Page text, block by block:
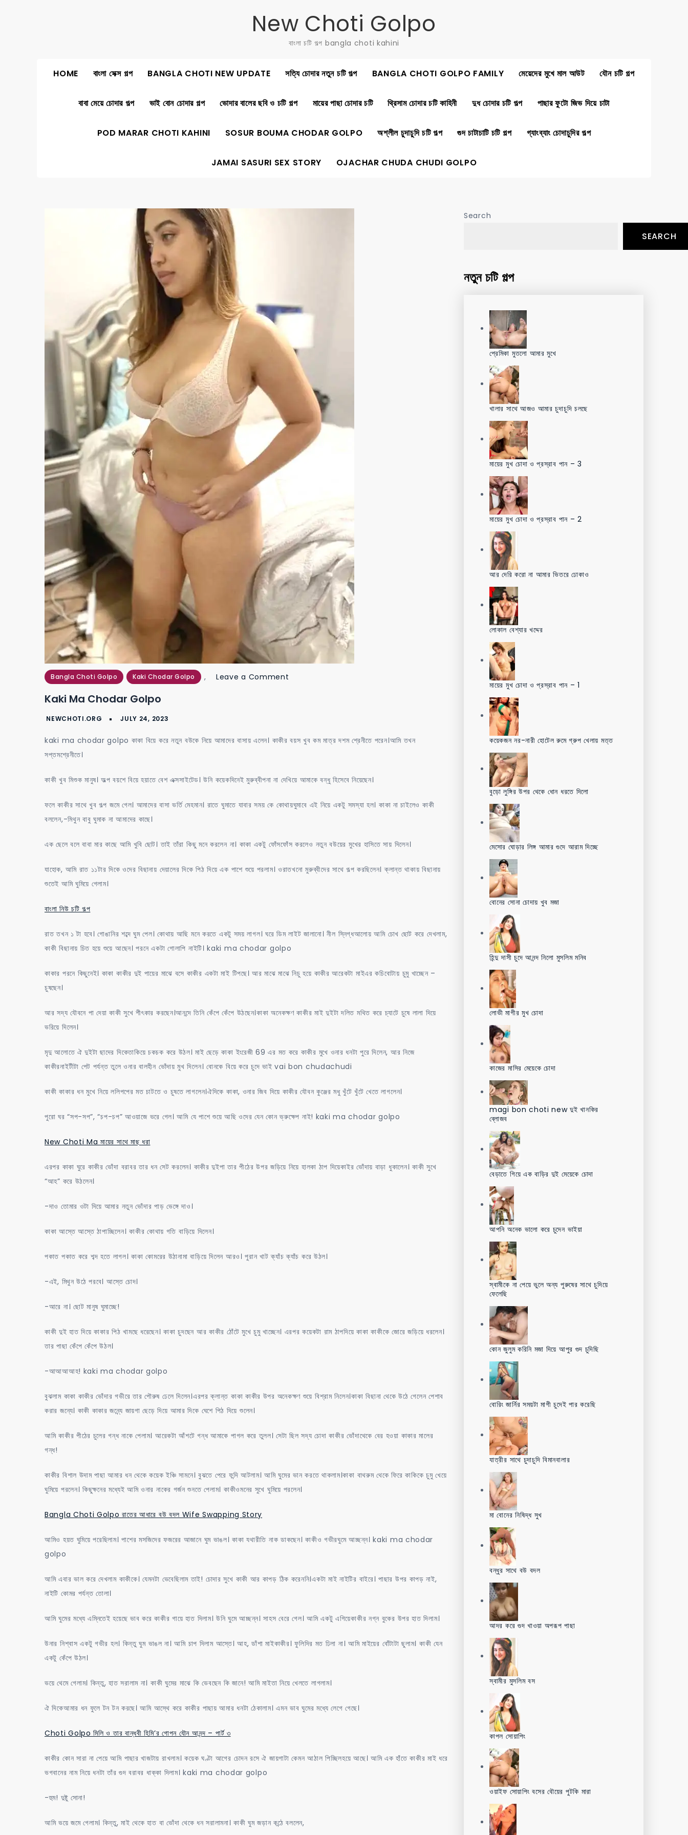
New Choti Golpo
বাংলা চটি গল্প bangla choti kahini
HOME বাংলা সেক্স গল্প BANGLA CHOTI NEW UPDATE সত্যি চোদার নতুন চটি গল্প BANGLA CHOTI GOLPO FAMILY মেয়েদের মুখে মাল আউট যৌন চটি গল্প
বাবা মেয়ে চোদার গল্প ভাই বোন চোদার গল্প ভোদার বালের ছবি ও চটি গল্প মায়ের পাছা চোদার চটি থ্রিসাম চোদার চটি কাহিনী দুধ চোদার চটি গল্প পাছার ফুটো জিভ দিয়ে চাটা
POD MARAR CHOTI KAHINI SOSUR BOUMA CHODAR GOLPO অশ্লীল চুদাচুদি চটি গল্প গুদ চাটাচাটি চটি গল্প গ্যাংব্যাং চোদাচুদির গল্প
JAMAI SASURI SEX STORY OJACHAR CHUDA CHUDI GOLPO
Bangla Choti Golpo ,
Kaki Chodar Golpo Leave a Comment
Kaki Ma Chodar Golpo
kaki ma chodar golpo কাকা বিয়ে করে নতুন বউকে নিয়ে আমাদের বাসায় এলেন। কাকীর বয়স খুব কম মাত্র দশম শ্রেনীতে পরেন।আমি তখন
সপ্তমশ্রেনীতে।
কাকী খুব মিশুক মানুষ। অল্প বয়শে বিয়ে হয়াতে বেশ এক্সসাইটেড। উনি কয়েকদিনেই মুরুব্বীপনা না দেখিয়ে আমাকে বন্ধু হিসেবে নিয়েছেন।
ফলে কাকীর সাথে খুব গল্প জমে গেল। আমাদের বাসা ভর্তি মেহমান। রাতে ঘুমাতে যাবার সময় কে কোথায়ঘুমাবে এই নিয়ে একটু সমস্যা হল। কাকা না চাইলেও কাকী
বললেন,-মিথুন বাবু ঘুমাক না আমাদের কাছে।
এক ছেলে বলে বাবা মার কাছে আমি খুবি ছোট। তাই তাঁরা কিছু মনে করলেন না। কাকা একটু ফোঁসফোঁস করলেও নতুন বউয়ের মুখের হাসিতে সায় দিলেন।
যাহোক, আমি রাত ১১টার দিকে ওদের বিছানায় দেয়ালের দিকে পিঠ দিয়ে এক পাশে শুয়ে পরলাম। ওরাতখনো মুরুব্বীদের সাথে গল্প করছিলেন। ক্লান্ত থাকায় বিছানায়
শুতেই আমি ঘুমিয়ে গেলাম।
বাংলা নিউ চটি গল্প
রাত তখন ১ টা হবে। গোঙানির শব্দে ঘুম পেল। কোথায় আছি মনে করতে একটু সময় লাগল। ঘরে ডিম লাইট জালানো। নীল স্নিগ্ধআলোয় আমি চোখ ছোট করে দেখলাম,
কাকী বিছানায় চিত হয়ে শুয়ে আছেন। পরনে একটা গোলাপি নাইটি। kaki ma chodar golpo
কাকার পরনে কিছুনেই। কাকা কাকীর দুই পায়ের মাঝে বসে কাকীর একটা মাই টিপছে। আর মাঝে মাঝে নিচু হয়ে কাকীর আরেকটা মাইএর কচিবোটায় চুমু খাচ্ছেন –
চুষছেন।
আর সদ্য যৌবনে পা দেয়া কাকী সুখে শীৎকার করছেন।আনন্দে তিনি কেঁপে কেঁপে উঠছেন।কাকা অনেকক্ষণ কাকীর মাই দুইটা দলিত মথিত করে চ্যাটে চুষে লালা দিয়ে
ভরিয়ে দিলেন।
মৃদু আলোতে ঐ দুইটা ছাদের দিকেতাকিয়ে চকচক করে উঠল। মাই ছেড়ে কাকা ইংরেজী 69 এর মত করে কাকীর মুখে ওনার ধনটা পুরে দিলেন, আর নিজে
কাকীরনাইটীটা পেট পর্যন্ত তুলে ওনার বালহীন ভোঁদায় মুখ দিলেন। বোনকে বিয়ে করে চুদে ভাই vai bon chudachudi
কাকী কাকার ধন মুখে নিয়ে ললিপপের মত চাটতে ও চুষতে লাগলেন।ঐদিকে কাকা, ওনার জিব দিয়ে কাকীর যৌবন কুঞ্জের মধু খুঁটে খুঁটে খেতে লাগলেন।
পুরো ঘর “সপ-সপ”, “চপ-চপ” আওয়াজে ভরে গেল। আমি যে পাশে শুয়ে আছি ওদের যেন কোন ভ্রুক্ষেপ নাই! kaki ma chodar golpo
New Choti Ma মায়ের সাথে মাছ ধরা
এরপর কাকা ঘুরে কাকীর ভোঁদা বরাবর তার ধন সেট করলেন। কাকীর দুইপা তার পীঠের উপর জড়িয়ে নিয়ে হালকা ঠাপ দিয়েকাইর ভোঁদায় বাড়া ধুকালেন। কাকী সুখে
“আহ” করে উঠলেন।
-দাও তোমার ওটা দিয়ে আমার নতুন ভোঁদার পাড় ভেঙ্গে দাও।
কাকা আস্তে আস্তে ঠাপাচ্ছিলেন। কাকীর কোথায় গতি বাড়িয়ে দিলেন।
পকাত পকাত করে শব্দ হতে লাগল। কাকা কোমরের উঠানামা বাড়িয়ে দিলেন আরও। পুরান খাট ক্যাঁচ ক্যাঁচ করে উঠল।
-এই, মিথুন উঠে পরবে। আস্তে চোদ।
-আরে না। ছোট মানুষ ঘুমাচ্ছে!
কাকী দুই হাত দিয়ে কাকার পিঠ খামছে ধরেছেন। কাকা চুদছেন আর কাকীর ঠোঁটে মুখে চুমু খাচ্ছেন। এরপর কয়েকটা রাম ঠাপদিয়ে কাকা কাকীকে জোরে জড়িয়ে ধরলেন।
তার পাছা কেঁপে কেঁপে উঠল।
-আআআআহ! kaki ma chodar golpo
বুঝলাম কাকা কাকীর ভোঁদার গভীরে তার পৌরুষ ঢেলে দিলেন।এরপর ক্লান্ত কাকা কাকীর উপর অনেকক্ষণ শুয়ে বিশ্রাম নিলেন।কাকা বিছানা থেকে উঠে গেলেন পেশাব
করার জন্যে। কাকী কাকার জন্ন্যে জায়গা ছেড়ে দিয়ে আমার দিকে ঘেশে পিঠ দিয়ে শুলেন।
আমি কাকীর পীঠের চুলের গন্ধ নাকে পেলাম। আরেকটা আঁশটে গন্ধ আমাকে পাগল করে তুলল। সেটা ছিল সদ্য চোদা কাকীর ভোঁদাথেকে বের হওয়া কাকার মালের
গন্ধ!
কাকীর বিশাল উদাম পাছা আমার ধন থেকে কয়েক ইঞ্চি সামনে। বুঝতে পেরে ফন্দি আটলাম। আমি ঘুমের ভান করতে থাকলাম।কাকা বাথরুম থেকে ফিরে কাকিকে চুমু খেয়ে
ঘুমিয়ে পরলেন। কিছুক্ষনের মধ্যেই আমি ওনার নাকের গর্জন শুনতে পেলাম। কাকীওমনের সুখে ঘুমিয়ে পরলেন।
Bangla Choti Golpo রাতের আধারে বউ বদল Wife Swapping Story
আমিও হয়ত ঘুমিয়ে পরেছিলাম। পাশের মসজিদের ফজরের আজানে ঘুম ভাঙল। কাকা যথারীতি নাক ডাকছেন। কাকীও গভীরঘুমে আচ্ছন্ন। kaki ma chodar
golpo
আমি এবার ভাল করে দেখলাম কাকীকে। যেমনটা ভেবেছিলাম তাই! চোদার সুখে কাকী আর কাপড় ঠিক করেননি।একটা মাই নাইটির বাইরে। পাছার উপর কাপড় নাই,
নাইটি কোমর পর্যন্ত তোলা।
আমি ঘুমের মধ্যে এম্নিতেই হয়েছে ভাব করে কাকীর গায়ে হাত দিলাম। উনি ঘুমে আচ্ছন্ন। সাহস বেরে গেল। আমি একটু এগিয়েকাকীর নগ্ন বুকের উপর হাত দিলাম।
উনার নিশ্বাস একটু গভীর হল। কিন্তু ঘুম ভাঙল না। আমি চাপ দিলাম আস্তে। আহ, ডাঁশা মাইকাকীর। ফুলিদির মত ঢিলা না। আমি মাইয়ের বোঁটাটা ছুলাম। কাকী যেন
একটু কেঁপে উঠল।
ভয়ে থেমে গেলাম। কিন্তু, হাত সরালাম না। কাকী ঘুমের মাঝে কি ভেবছেন কি জানে! আমি মাইতা নিয়ে খেলতে লাগলাম।
ঐ দিকেআমার ধন ফুলে টন টন করছে। আমি আস্থে করে কাকীর পাছায় আমার ধনটা ঠেকালাম। এমন ভাব ঘুমের মধ্যে লেগে গেছে।
Choti Golpo মিলি ও তার বান্ধবী হিমি’র গোপন যৌন আনন্দ – পার্ট ৩
কাকীর কোন সারা না পেয়ে আমি পাছার খাজটায় রাখলাম। কয়েক ঘণ্টা আগের চোদন রসে ঐ জায়গাটা কেমন আঠাল পিচ্ছিলহয়ে আছে। আমি এক হাঁতে কাকীর মাই ধরে
ভগবানের নাম নিয়ে ধনটা তাঁর গুদ বরাবর ধাক্কা দিলাম। kaki ma chodar golpo
-হুম! দুষ্টু সোনা!
আমি ভয়ে জমে গেলাম। কিন্তু, মাই থেকে হাত বা ভোঁদা থেকে ধন সরালামনা। কাকী ঘুম জড়ান কন্ঠে বললেন,
Search
SEARCH
নতুন চটি গল্প
প্রেমিকা মুতলো আমার মুখে
খালার সাথে আজও আমার চুদাচুদি চলছে
মায়ের মুখ চোদা ও প্রস্রাব পান – 3
মায়ের মুখ চোদা ও প্রস্রাব পান – 2
আর দেরি করো না আমার ভিতরে ঢোকাও
লোকাল বেশ্যার খদ্দের
মায়ের মুখ চোদা ও প্রস্রাব পান – 1
কয়েকজন নর-নারী হোটেল রুমে গ্রুপ খেলায় মত্ত
বুড়ো লুঙ্গির উপর থেকে ধোন ধরতে দিলো
মেসোর ঘোড়ার লিঙ্গ আমার গুদে আরাম দিচ্ছে
বোনের সোনা চোদায় খুব মজা
হিন্দু দাসী চুদে আনন্দ নিলো মুসলিম মনিব
লোভী মাগীর মুখ চোদা
কাজের মাসির মেয়েকে চোদা
magi bon choti new দুই খানকির
ব্লোজব
বেড়াতে গিয়ে এক বাড়ির দুই মেয়েকে চোদা
আপনি অনেক ভালো করে চুদেন ভাইয়া
স্বামীকে না পেয়ে ভুলে অন্য পুরুষের সাথে চুদিয়ে
ফেলেছি
কোন জুলুম করিনি মজা দিয়ে আপুর গুদ চুদিছি
বোরিং জার্নির সময়টা মাগী চুদেই পার করেছি
যাত্রীর সাথে চুদাচুদি বিমানবালার
মা বোনের নিষিদ্ধ সুখ
বন্ধুর সাথে বউ বদল
আদর করে গুদ খাওয়া অপরূপ পাছা
স্বামীর মুসলিম বস
কাপল সোয়াপিং
ওয়াইফ সোয়াপিং বসের বৌয়ের পুটকি মারা